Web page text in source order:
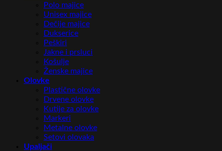
Polo majice
Unisex majice
Dečije majice
Dukserice
Peškiri
Jakne i prsluci
Košulje
Ženske majice
Olovke
Plastične olovke
Drvene olovke
Kutije za olovke
Markeri
Metalne olovke
Setovi olovaka
Upaljači